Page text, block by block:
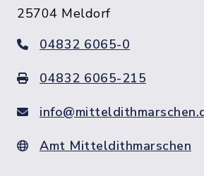
25704 Meldorf
04832 6065-0
04832 6065-215
Amt Mitteldithmarschen